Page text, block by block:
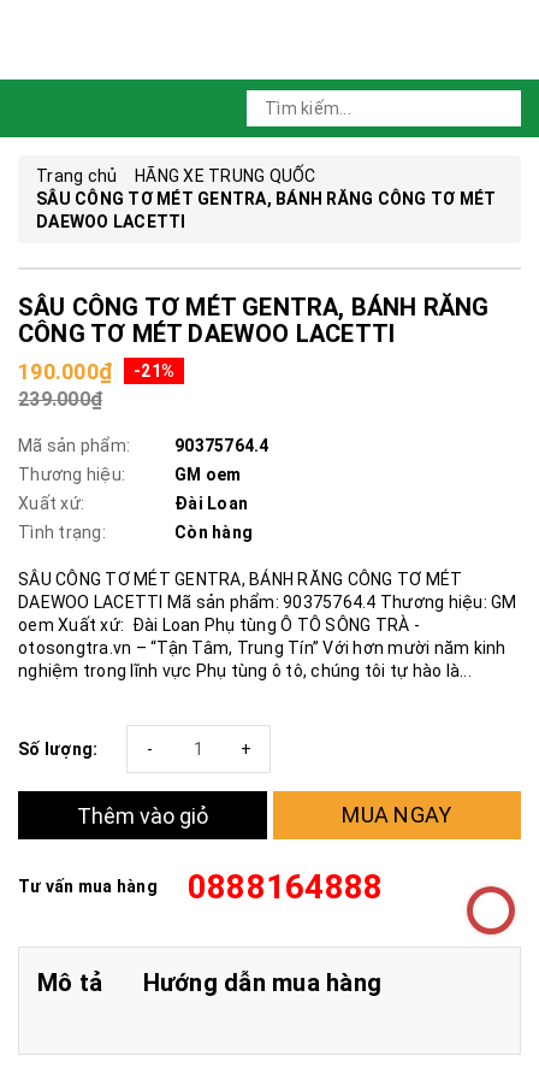
Trang chủ
HÃNG XE TRUNG QUỐC
SÂU CÔNG TƠ MÉT GENTRA, BÁNH RĂNG CÔNG TƠ MÉT
DAEWOO LACETTI
SÂU CÔNG TƠ MÉT GENTRA, BÁNH RĂNG
CÔNG TƠ MÉT DAEWOO LACETTI
190.000₫ -21%
239.000₫
Mã sản phẩm:
90375764.4
Thương hiệu:
GM oem
Xuất xứ:
Đài Loan
Tình trạng:
Còn hàng
SÂU CÔNG TƠ MÉT GENTRA, BÁNH RĂNG CÔNG TƠ MÉT
DAEWOO LACETTI Mã sản phẩm: 90375764.4 Thương hiệu: GM
oem Xuất xứ: Đài Loan Phụ tùng Ô TÔ SÔNG TRÀ -
otosongtra.vn – “Tận Tâm, Trung Tín” Với hơn mười năm kinh
nghiệm trong lĩnh vực Phụ tùng ô tô, chúng tôi tự hào là...
Số lượng: +
-
Thêm vào giỏ MUA NGAY
Tư vấn mua hàng 0888164888
Mô tả Hướng dẫn mua hàng